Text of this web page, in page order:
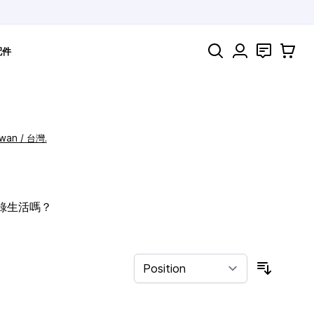
件 Search 聯絡 購物車
/ 台灣.
生活嗎？